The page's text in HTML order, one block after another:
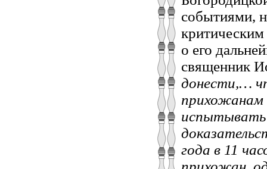
событиями,
о его
священник
донести,…
прихожанам
испытывать
года в 11